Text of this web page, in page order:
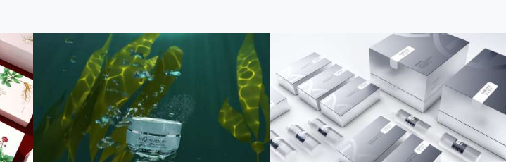
贝克思专业线护肤品包装设计
化妆品包装设计/化妆品品牌设计